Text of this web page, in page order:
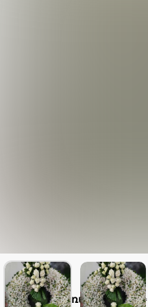
Lilith
Առաքում2.000֏